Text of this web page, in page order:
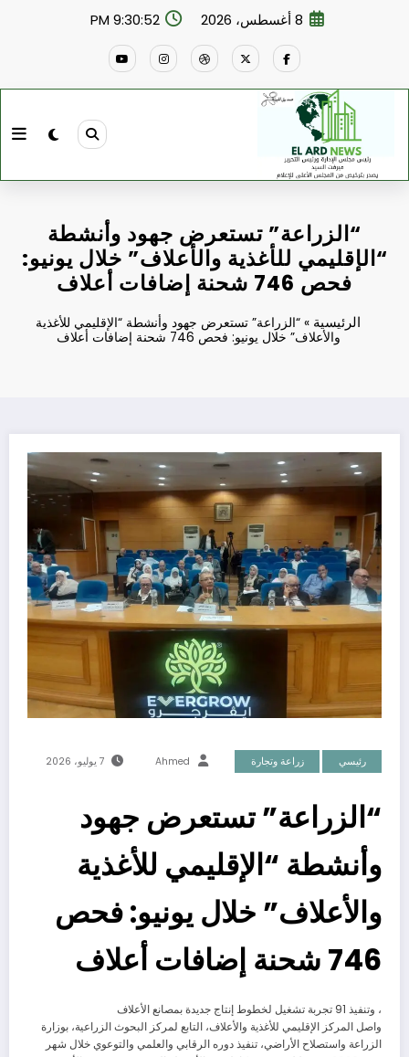
8 أغسطس، 2026 9:30:53 PM
“الزراعة” تستعرض جهود وأنشطة
“الإقليمي للأغذية والأعلاف” خلال يونيو:
فحص 746 شحنة إضافات أعلاف
الرئيسية » “الزراعة” تستعرض جهود وأنشطة “الإقليمي للأغذية
والأعلاف” خلال يونيو: فحص 746 شحنة إضافات أعلاف
رئيسي زراعة وتجارة Ahmed 7 يوليو، 2026
“الزراعة” تستعرض جهود
وأنشطة “الإقليمي للأغذية
والأعلاف” خلال يونيو: فحص
746 شحنة إضافات أعلاف
، وتنفيذ 91 تجربة تشغيل لخطوط إنتاج جديدة بمصانع الأعلاف
واصل المركز الإقليمي للأغذية والأعلاف، التابع لمركز البحوث الزراعية، بوزارة
الزراعة واستصلاح الأراضي، تنفيذ دوره الرقابي والعلمي والتوعوي خلال شهر